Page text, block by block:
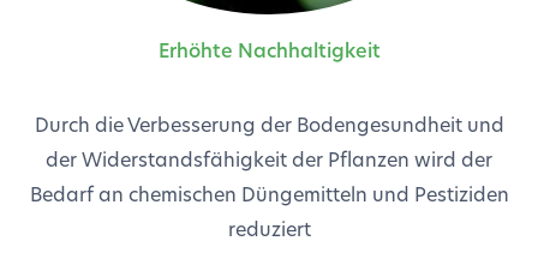
Erhöhte Nachhaltigkeit
Durch die Verbesserung der Bodengesundheit und
der Widerstandsfähigkeit der Pflanzen wird der
Bedarf an chemischen Düngemitteln und Pestiziden
reduziert